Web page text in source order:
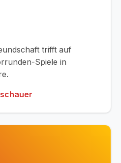
trifft auf
Spiele in